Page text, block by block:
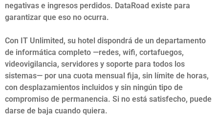
negativas e ingresos perdidos. DataRoad existe para
garantizar que eso no ocurra.
Con IT Unlimited, su hotel dispondrá de un departamento
de informática completo —redes, wifi, cortafuegos,
videovigilancia, servidores y soporte para todos los
sistemas— por una cuota mensual fija, sin límite de horas,
con desplazamientos incluidos y sin ningún tipo de
compromiso de permanencia. Si no está satisfecho, puede
darse de baja cuando quiera.